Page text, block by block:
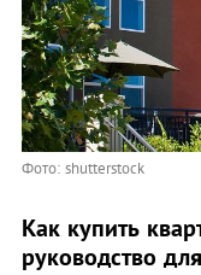
Фото: shutterstock
Как купить
руководство